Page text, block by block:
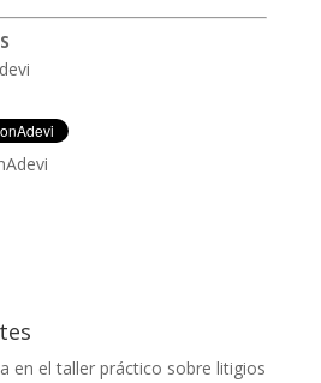
en el taller práctico sobre litigios